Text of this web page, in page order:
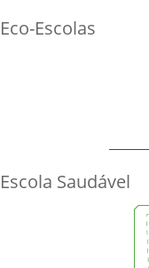
Eco-Escolas
Escola Saudável